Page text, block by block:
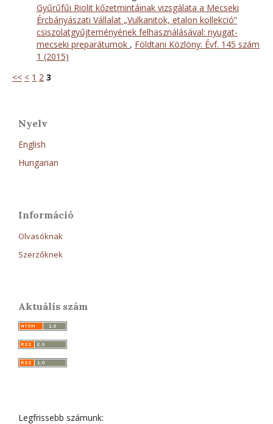
Gyűrűfűi Riolit kőzetmintáinak vizsgálata a Mecseki
Ércbányászati Vállalat „Vulkanitok, etalon kollekció”
csiszolatgyűjteményének felhasználásával: nyugat-
mecseki preparátumok , Földtani Közlöny: Évf. 145 szám
1 (2015)
<< < 1 2 3
Nyelv
English
Hungarian
Információ
Olvasóknak
Szerzőknek
Aktuális szám
Legfrissebb számunk: